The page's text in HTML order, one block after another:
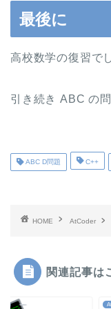
最後に
高校数学の復習で
引き続き ABC の
ABC D問題 C++
HOME AtCoder
関連記事は